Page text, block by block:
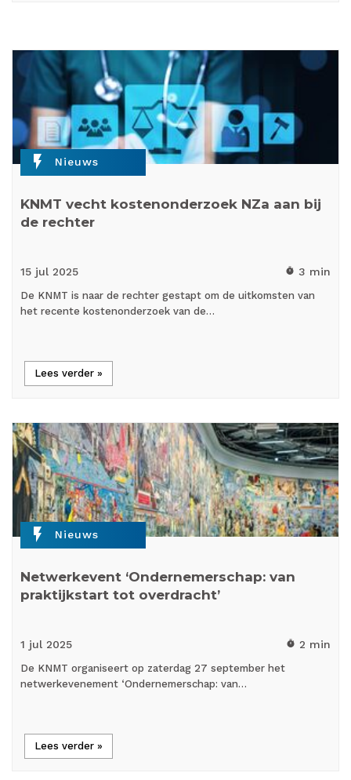
flash_on Nieuws
KNMT vecht kostenonderzoek NZa aan bij
de rechter
15 jul 2025 timer 3 min
De KNMT is naar de rechter gestapt om de uitkomsten van
het recente kostenonderzoek van de…
Lees verder »
flash_on Nieuws
Netwerkevent ‘Ondernemerschap: van
praktijkstart tot overdracht’
1 jul 2025 timer 2 min
De KNMT organiseert op zaterdag 27 september het
netwerkevenement ‘Ondernemerschap: van…
Lees verder »